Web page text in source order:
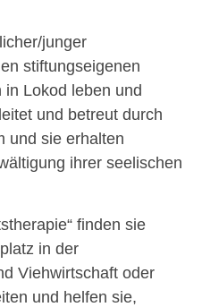
junger
stiftungseigenen
Lokod leben und
und betreut durch
und sie erhalten
ihrer seelischen
finden sie
in der
Viehwirtschaft oder
und helfen sie,